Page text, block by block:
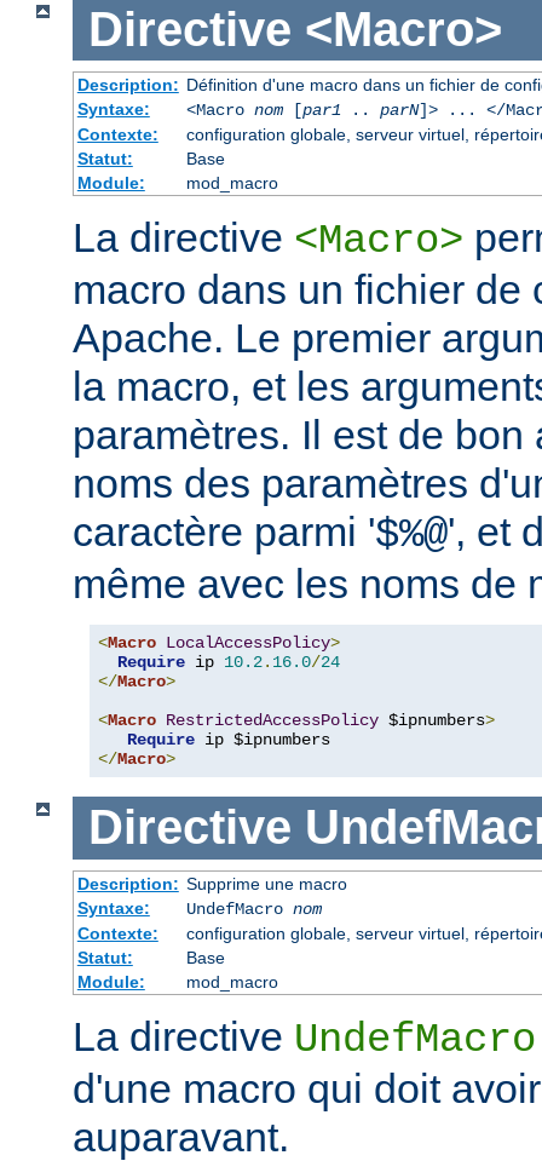
Directive <Macro>
Description: Définition d'une macro dans un fichier de
Syntaxe:
<Macro nom[par1.. parN]> ... </
Contexte:
configuration globale, serveur virtuel,
Statut:
Base
Module:
mod_macro
La directive <Macro>
macro dans un fichier de
Apache. Le premier
la macro, et les
paramètres. Il est de
noms des paramètres
caractère parmi '$%@', et
même avec les noms de
<Macro LocalAccessPolicy>
Require ip 10.2. 16.0/24
</Macro>
<Macro RestrictedAccessPolicy $ipnumbers>
Require
</Macro>
Directive
Description: Supprime une macro
Syntaxe:
UndefMacro nom
Contexte:
configuration globale, serveur virtuel,
Statut:
Base
Module:
mod_macro
La directive UndefMacro
d'une macro qui doit
auparavant.